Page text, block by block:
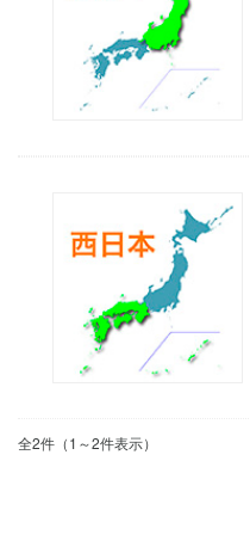
全2件（1～2件表示）